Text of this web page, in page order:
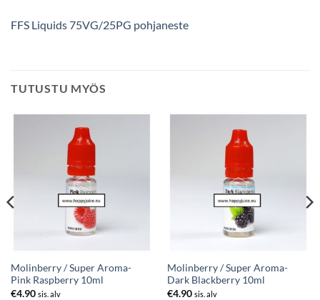
FFS Liquids 75VG/25PG pohjaneste
TUTUSTU MYÖS
Molinberry / Super Aroma-
Pink Raspberry 10ml
€4.90 sis. alv
Molinberry / Super Aroma-
Dark Blackberry 10ml
€4.90 sis. alv